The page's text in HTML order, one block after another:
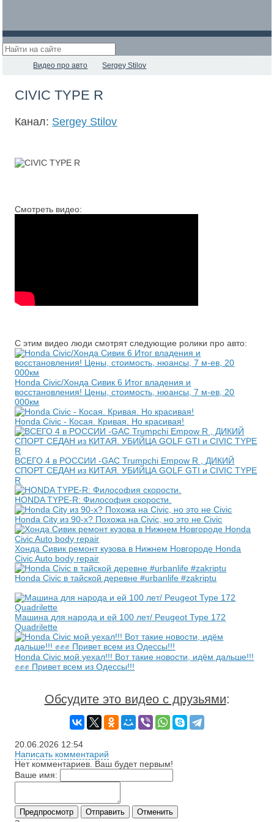
Видео про авто Sergey Stilov
CIVIC TYPE R
Канал: Sergey Stilov
Смотреть видео:
С этим видео люди смотрят следующие ролики про авто:
Honda Civic/Хонда Сивик 6 Итог владения и
восстановления! Цены, стоимость, нюансы, 7 м-ев, 20
000км
Honda Civic - Косая. Кривая. Но красивая!
ВСЕГО 4 в РОССИИ -GAC Trumpchi Empow R , ДИКИЙ
СПОРТ СЕДАН из КИТАЯ. УБИЙЦА GOLF GTI и CIVIC TYPE
R
HONDA TYPE-R: Философия скорости.
Honda City из 90-х? Похожа на Civic, но это не Civic
Хонда Сивик ремонт кузова в Нижнем Новгороде Honda
Civic Auto body repair
Honda Civic в тайской деревне #urbanlife #zakriptu
Машина для народа и ей 100 лет/ Peugeot Type 172
Quadrilette
Honda Civic мой уехал!!! Вот такие новости, идём дальше!!!
✊✊✊ Привет всем из Одессы!!!
Обсудите это видео с друзьями:
20.06.2026 12:54
Написать комментарий
Нет комментариев. Ваш будет первым!
Ваше имя: